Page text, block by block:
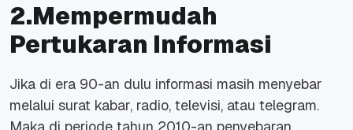
2.Mempermudah
Pertukaran Informasi
Jika di era 90-an dulu informasi masih menyebar
melalui surat kabar, radio, televisi, atau telegram.